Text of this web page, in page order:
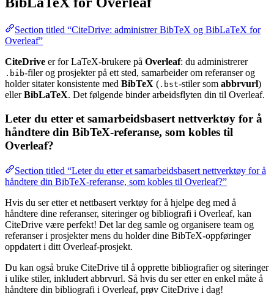
Section titled “CiteDrive: administrer BibTeX og BibLaTeX for
Overleaf”
CiteDrive er for LaTeX-brukere på Overleaf: du administrerer
.bib-filer og prosjekter på ett sted, samarbeider om referanser og
holder sitater konsistente med BibTeX ( .bst-stiler som abbrvurl)
ellerBibLaTeX. Det følgende binder arbeidsflyten din til Overleaf.
Leter du etter et samarbeidsbasert nettverktøy for å
håndtere din BibTeX-referanse, som kobles til
Overleaf?
Section titled “Leter du etter et samarbeidsbasert nettverktøy for å
håndtere din BibTeX-referanse, som kobles til Overleaf?”
Hvis du ser etter et nettbasert verktøy for å hjelpe deg med å
håndtere dine referanser, siteringer og bibliografi i Overleaf, kan
CiteDrive være perfekt! Det lar deg samle og organisere team og
referanser i prosjekter mens du holder dine BibTeX-oppføringer
oppdatert i ditt Overleaf-prosjekt.
Du kan også bruke CiteDrive til å opprette bibliografier og siteringer
i ulike stiler, inkludert abbrvurl. Så hvis du ser etter en enkel måte å
håndtere din bibliografi i Overleaf, prøv CiteDrive i dag!